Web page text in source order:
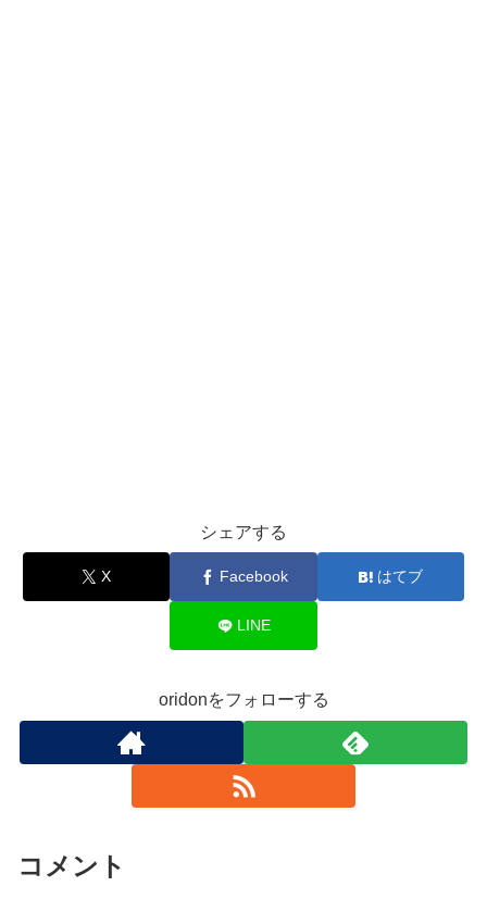
シェアする
X Facebook はてブ
LINE
oridonをフォローする
コメント